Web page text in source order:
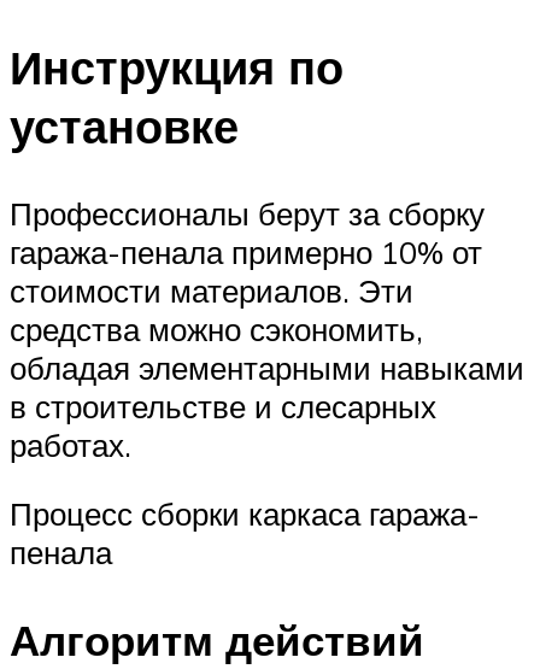
Инструкция по
установке
Профессионалы берут за сборку
гаража-пенала примерно 10% от
стоимости материалов. Эти
средства можно сэкономить,
обладая элементарными навыками
в строительстве и слесарных
работах.
Процесс сборки каркаса гаража-
пенала
Алгоритм действий